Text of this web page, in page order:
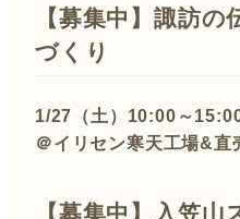
【募集中】諏訪
づくり
1/27（土）10:00～
＠イリセン寒天工場&直
【募集中】入笠